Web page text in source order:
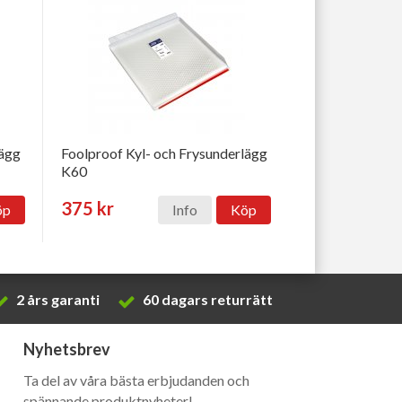
Foolproof Kyl- och Frysunderlägg
K60
375 kr Info Köp
2 års garanti 60 dagars returrätt
Nyhetsbrev
Ta del av våra bästa erbjudanden och